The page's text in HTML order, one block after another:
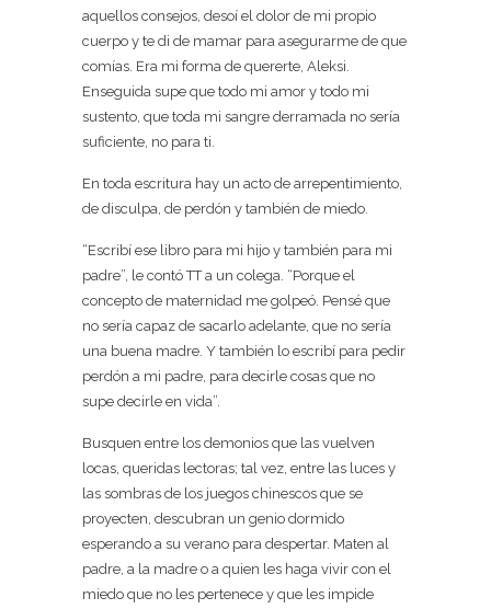
aquellos consejos, desoí el dolor de mi propio
cuerpo y te di de mamar para asegurarme de que
comías. Era mi forma de quererte, Aleksi.
Enseguida supe que todo mi amor y todo mi
sustento, que toda mi sangre derramada no sería
suficiente, no para ti.
En toda escritura hay un acto de arrepentimiento,
de disculpa, de perdón y también de miedo.
“Escribí ese libro para mi hijo y también para mi
padre”, le contó TT a un colega. “Porque el
concepto de maternidad me golpeó. Pensé que
no sería capaz de sacarlo adelante, que no sería
una buena madre. Y también lo escribí para pedir
perdón a mi padre, para decirle cosas que no
supe decirle en vida”.
Busquen entre los demonios que las vuelven
locas, queridas lectoras; tal vez, entre las luces y
las sombras de los juegos chinescos que se
proyecten, descubran un genio dormido
esperando a su verano para despertar. Maten al
padre, a la madre o a quien les haga vivir con el
miedo que no les pertenece y que les impide